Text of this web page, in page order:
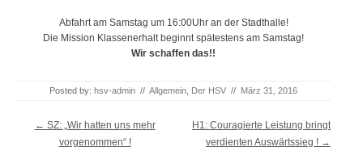
Abfahrt am Samstag um 16:00Uhr an der Stadthalle!
Die Mission Klassenerhalt beginnt spätestens am Samstag!
Wir schaffen das!!
Posted by: hsv-admin // Allgemein Der HSV // März 31, 2016
Post navigation
← SZ: „Wir hatten uns mehr
vorgenommen“ !
H1: Couragierte Leistung bringt
verdienten Auswärtssieg ! →